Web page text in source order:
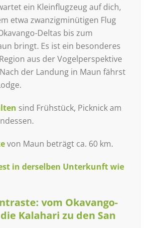
ein Kleinflugzeug auf dich,
etwa zwanzigminütigen Flug
Deltas bis zum
bringt. Es ist ein besonderes
aus der Vogelperspektive
der Landung in Maun fährst
sind Frühstück, Picknick am
von Maun beträgt ca. 60 km.
in derselben Unterkunft wie
vom Okavango-
Kalahari zu den San